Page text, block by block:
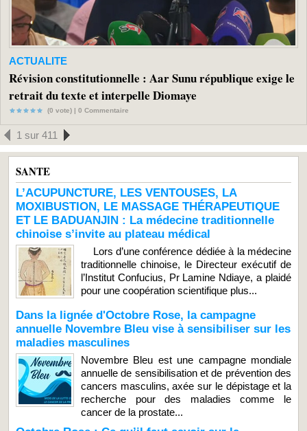
ACTUALITE
Révision constitutionnelle : Aar Sunu république exige le
retrait du texte et interpelle Diomaye
(0 vote) | 0 Commentaire
1 sur 411
SANTE
L’ACUPUNCTURE, LES VENTOUSES, LA
MOXIBUSTION, LE MASSAGE THÉRAPEUTIQUE
ET LE BADUANJIN : La médecine traditionnelle
chinoise s’invite au plateau médical
Lors d’une conférence dédiée à la médecine
traditionnelle chinoise, le Directeur exécutif de
l’Institut Confucius, Pr Lamine Ndiaye, a plaidé
pour une coopération scientifique plus...
Dans la lignée d'Octobre Rose, la campagne
annuelle Novembre Bleu vise à sensibiliser sur les
maladies masculines
Novembre Bleu est une campagne mondiale
annuelle de sensibilisation et de prévention des
cancers masculins, axée sur le dépistage et la
recherche pour des maladies comme le
cancer de la prostate...